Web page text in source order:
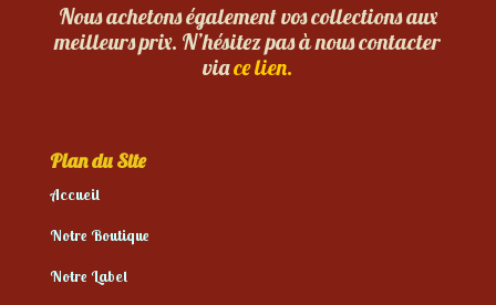
Nous achetons également vos collections aux
meilleurs prix. N’hésitez pas à nous contacter
viace lien.
Plan du Site
Accueil
Notre Boutique
Notre Label